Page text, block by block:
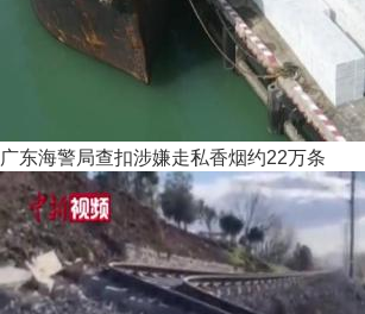
广东海警局查扣涉嫌走私香烟约22万条